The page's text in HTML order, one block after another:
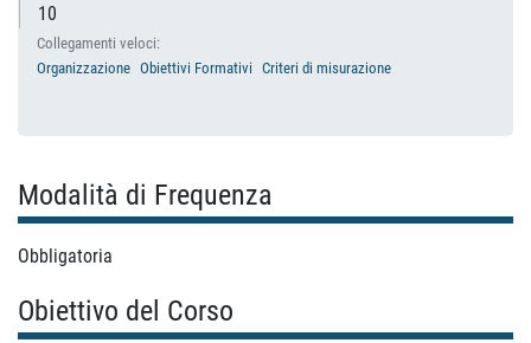
10
Collegamenti veloci:
Organizzazione Obiettivi Formativi Criteri di misurazione
Modalità di Frequenza
Obbligatoria
Obiettivo del Corso